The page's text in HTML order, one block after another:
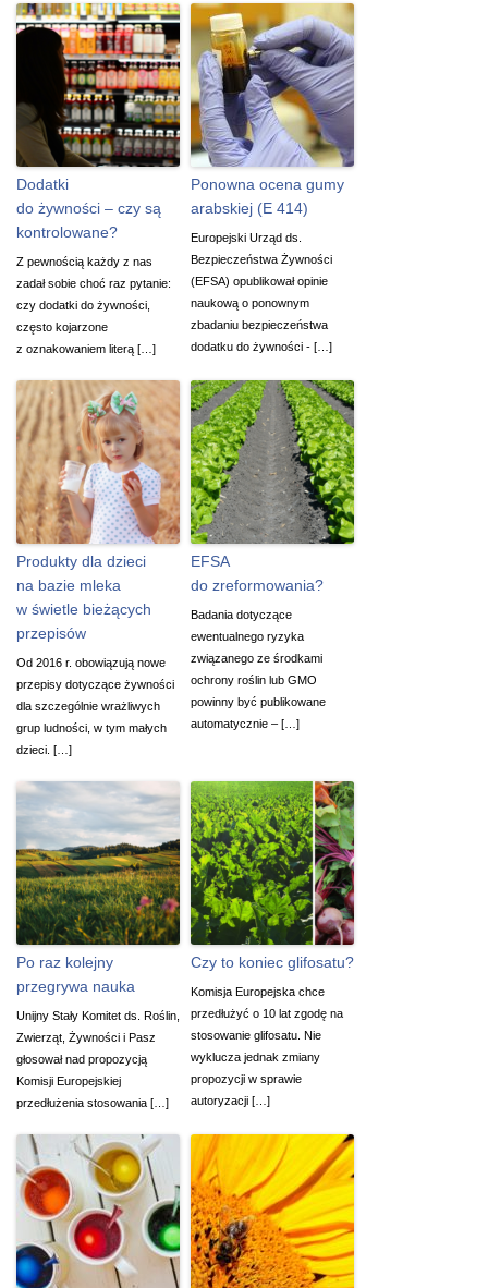
Dodatki
do żywności – czy są
kontrolowane?
Z pewnością każdy z nas
zadał sobie choć raz pytanie:
czy dodatki do żywności,
często kojarzone
z oznakowaniem literą […]
Ponowna ocena gumy
arabskiej (E 414)
Europejski Urząd ds.
Bezpieczeństwa Żywności
(EFSA) opublikował opinie
naukową o ponownym
zbadaniu bezpieczeństwa
dodatku do żywności - […]
Produkty dla dzieci
na bazie mleka
w świetle bieżących
przepisów
Od 2016 r. obowiązują nowe
przepisy dotyczące żywności
dla szczególnie wrażliwych
grup ludności, w tym małych
dzieci. […]
EFSA
do zreformowania?
Badania dotyczące
ewentualnego ryzyka
związanego ze środkami
ochrony roślin lub GMO
powinny być publikowane
automatycznie – […]
Po raz kolejny
przegrywa nauka
Unijny Stały Komitet ds. Roślin,
Zwierząt, Żywności i Pasz
głosował nad propozycją
Komisji Europejskiej
przedłużenia stosowania […]
Czy to koniec glifosatu?
Komisja Europejska chce
przedłużyć o 10 lat zgodę na
stosowanie glifosatu. Nie
wyklucza jednak zmiany
propozycji w sprawie
autoryzacji […]